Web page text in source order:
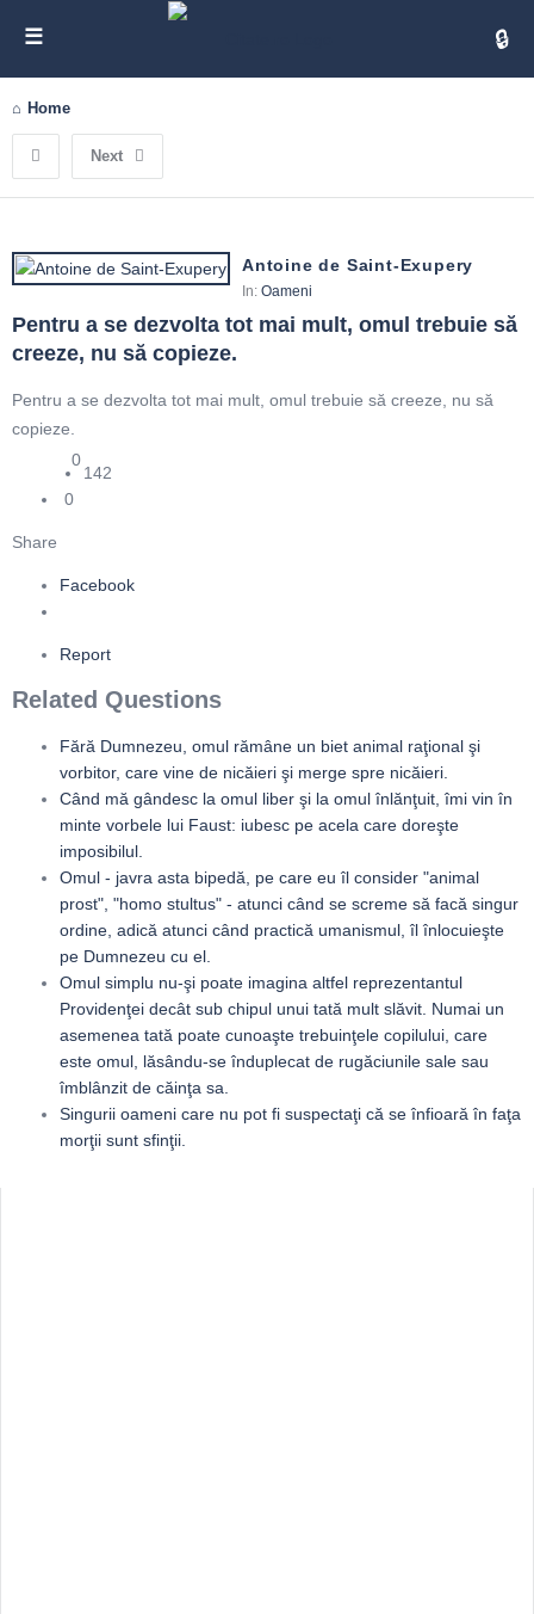
Home
Next
Antoine de Saint-Exupery
In: Oameni
Pentru a se dezvolta tot mai mult, omul trebuie să
creeze, nu să copieze.
Pentru a se dezvolta tot mai mult, omul trebuie să creeze, nu să
copieze.
0
142
0
Share
Facebook
Report
Related Questions
Fără Dumnezeu, omul rămâne un biet animal raţional şi
vorbitor, care vine de nicăieri şi merge spre nicăieri.
Când mă gândesc la omul liber şi la omul înlănţuit, îmi vin în
minte vorbele lui Faust: iubesc pe acela care doreşte
imposibilul.
Omul - javra asta bipedă, pe care eu îl consider "animal
prost", "homo stultus" - atunci când se screme să facă singur
ordine, adică atunci când practică umanismul, îl înlocuieşte
pe Dumnezeu cu el.
Omul simplu nu-şi poate imagina altfel reprezentantul
Providenţei decât sub chipul unui tată mult slăvit. Numai un
asemenea tată poate cunoaşte trebuinţele copilului, care
este omul, lăsându-se înduplecat de rugăciunile sale sau
îmblânzit de căinţa sa.
Singurii oameni care nu pot fi suspectaţi că se înfioară în faţa
morţii sunt sfinţii.